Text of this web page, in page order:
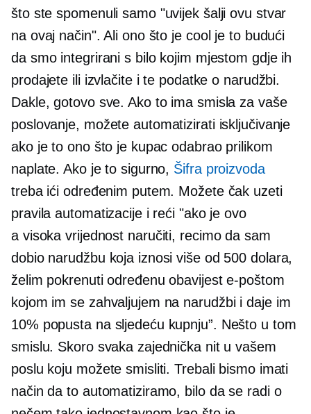
što ste spomenuli samo "uvijek šalji ovu stvar
na ovaj način". Ali ono što je cool je to budući
da smo integrirani s bilo kojim mjestom gdje ih
prodajete ili izvlačite i te podatke o narudžbi.
Dakle, gotovo sve. Ako to ima smisla za vaše
poslovanje, možete automatizirati isključivanje
ako je to ono što je kupac odabrao prilikom
naplate. Ako je to sigurno, Šifra proizvoda
treba ići određenim putem. Možete čak uzeti
pravila automatizacije i reći "ako je ovo
a visoka vrijednost naručiti, recimo da sam
dobio narudžbu koja iznosi više od 500 dolara,
želim pokrenuti određenu obavijest e-poštom
kojom im se zahvaljujem na narudžbi i daje im
10% popusta na sljedeću kupnju”. Nešto u tom
smislu. Skoro svaka zajednička nit u vašem
poslu koju možete smisliti. Trebali bismo imati
način da to automatiziramo, bilo da se radi o